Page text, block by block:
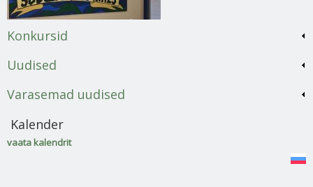
Konkursid
Uudised
Varasemad uudised
Kalender
vaata kalendrit